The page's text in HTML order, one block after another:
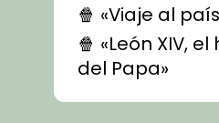
🍿 «Viaje al
🍿 «León XIV,
del Papa»
🍿 «Las ovejas